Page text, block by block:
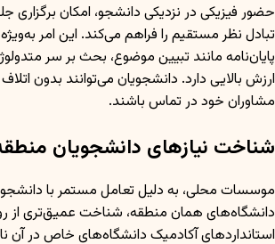
حضور فیزیکی در نزدیکی دانشجو، امکان
تبادل نظر مستقیم را فراهم می‌کند. این امر
پایان‌نامه مانند تبیین موضوع، بحث بر سر
ارزش بالایی دارد. دانشجویان می‌توانند بدون
مشاوران خود در تماس باشند.
شناخت نیازهای دانشجویان
موسسات محلی، به دلیل تعامل مستمر با
دانشگاه‌های همان منطقه، شناخت عمیق‌تری از
استانداردهای آکادمیک دانشگاه‌های خاص در آن